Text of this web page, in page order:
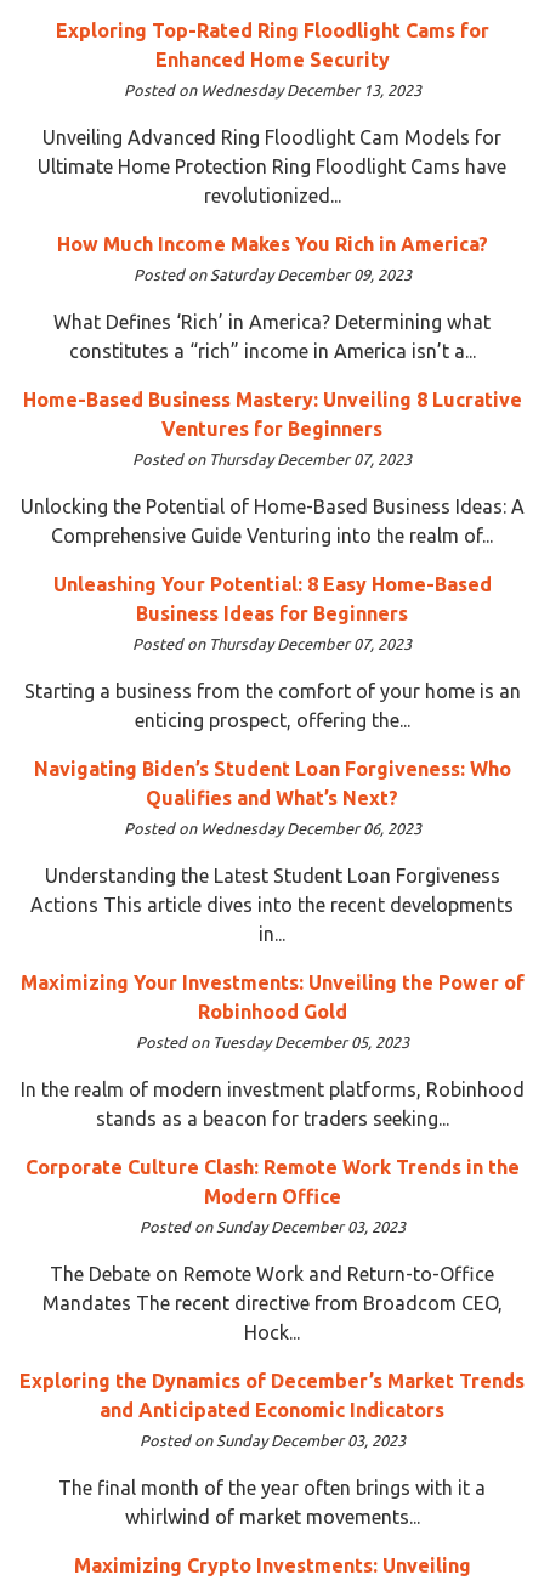
Exploring Top-Rated Ring Floodlight Cams for
Enhanced Home Security
Posted on Wednesday December 13, 2023
Unveiling Advanced Ring Floodlight Cam Models for
Ultimate Home Protection Ring Floodlight Cams have
revolutionized...
How Much Income Makes You Rich in America?
Posted on Saturday December 09, 2023
What Defines ‘Rich’ in America? Determining what
constitutes a “rich” income in America isn’t a...
Home-Based Business Mastery: Unveiling 8 Lucrative
Ventures for Beginners
Posted on Thursday December 07, 2023
Unlocking the Potential of Home-Based Business Ideas: A
Comprehensive Guide Venturing into the realm of...
Unleashing Your Potential: 8 Easy Home-Based
Business Ideas for Beginners
Posted on Thursday December 07, 2023
Starting a business from the comfort of your home is an
enticing prospect, offering the...
Navigating Biden’s Student Loan Forgiveness: Who
Qualifies and What’s Next?
Posted on Wednesday December 06, 2023
Understanding the Latest Student Loan Forgiveness
Actions This article dives into the recent developments
in...
Maximizing Your Investments: Unveiling the Power of
Robinhood Gold
Posted on Tuesday December 05, 2023
In the realm of modern investment platforms, Robinhood
stands as a beacon for traders seeking...
Corporate Culture Clash: Remote Work Trends in the
Modern Office
Posted on Sunday December 03, 2023
The Debate on Remote Work and Return-to-Office
Mandates The recent directive from Broadcom CEO,
Hock...
Exploring the Dynamics of December’s Market Trends
and Anticipated Economic Indicators
Posted on Sunday December 03, 2023
The final month of the year often brings with it a
whirlwind of market movements...
Maximizing Crypto Investments: Unveiling